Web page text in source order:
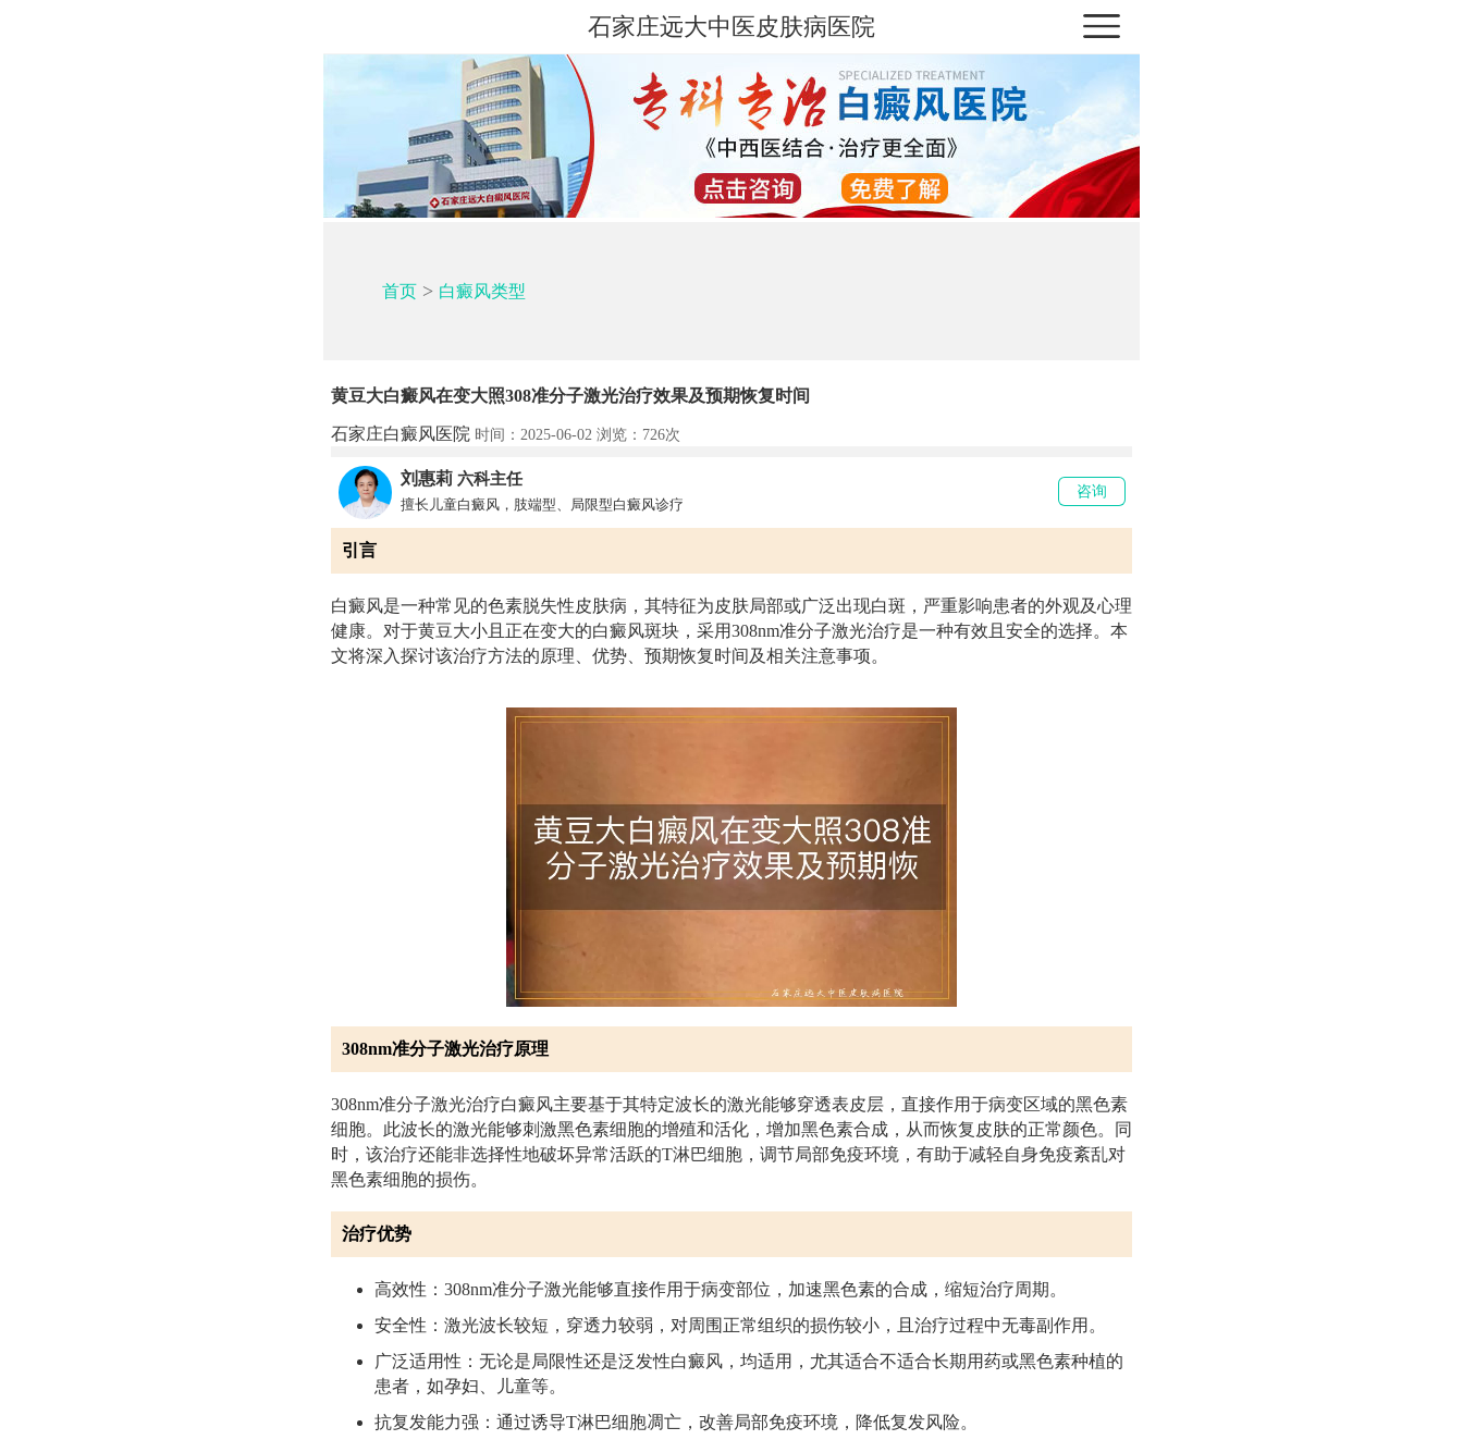
石家庄远大中医皮肤病医院
首页> 白癜风类型
黄豆大白癜风在变大照308准分子激光治疗效果及预期恢复时间
石家庄白癜风医院 时间：2025-06-02 浏览： 726次
刘惠莉 六科主任
擅长儿童白癜风，肢端型、局限型白癜风诊疗
咨询
引言
白癜风是一种常见的色素脱失性皮肤病，其特征为皮肤局部或广泛出现白斑，严重影响患者的外观及心理
健康。对于黄豆大小且正在变大的白癜风斑块，采用308nm准分子激光治疗是一种有效且安全的选择。本
文将深入探讨该治疗方法的原理、优势、预期恢复时间及相关注意事项。
308nm准分子激光治疗原理
308nm准分子激光治疗白癜风主要基于其特定波长的激光能够穿透表皮层，直接作用于病变区域的黑色素
细胞。此波长的激光能够刺激黑色素细胞的增殖和活化，增加黑色素合成，从而恢复皮肤的正常颜色。同
时，该治疗还能非选择性地破坏异常活跃的T淋巴细胞，调节局部免疫环境，有助于减轻自身免疫紊乱对
黑色素细胞的损伤。
治疗优势
高效性：308nm准分子激光能够直接作用于病变部位，加速黑色素的合成，缩短治疗周期。
安全性：激光波长较短，穿透力较弱，对周围正常组织的损伤较小，且治疗过程中无毒副作用。
广泛适用性：无论是局限性还是泛发性白癜风，均适用，尤其适合不适合长期用药或黑色素种植的
患者，如孕妇、儿童等。
抗复发能力强：通过诱导T淋巴细胞凋亡，改善局部免疫环境，降低复发风险。